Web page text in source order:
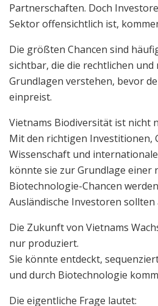
Partnerschaften. Doch
Sektor offensichtlich ist,
Die größten Chancen sind
sichtbar, die die rechtlichen
Grundlagen verstehen, bevor
einpreist.
Vietnams Biodiversität ist nicht
Mit den richtigen Investitionen,
Wissenschaft und
könnte sie zur Grundlage einer
Biotechnologie-Chancen
Ausländische Investoren
Die Zukunft von Vietnams
nur produziert.
Sie könnte entdeckt,
und durch Biotechnologie
Die eigentliche Frage lautet: